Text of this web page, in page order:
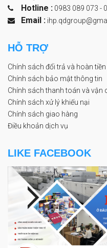
Hotline : 0983 089 073 -
Email :
HỖ TRỢ
Chính sách đổi trả và hoàn tiền
Chính sách bảo mật thông tin
Chính sách thanh toán và vận
Chính sách xử lý khiếu nại
Chính sách giao hàng
Điều khoản dịch vụ
LIKE FACEBOOK